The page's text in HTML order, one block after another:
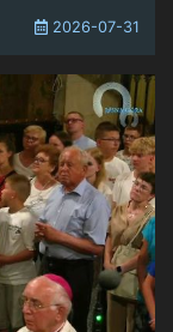
2026-07-31